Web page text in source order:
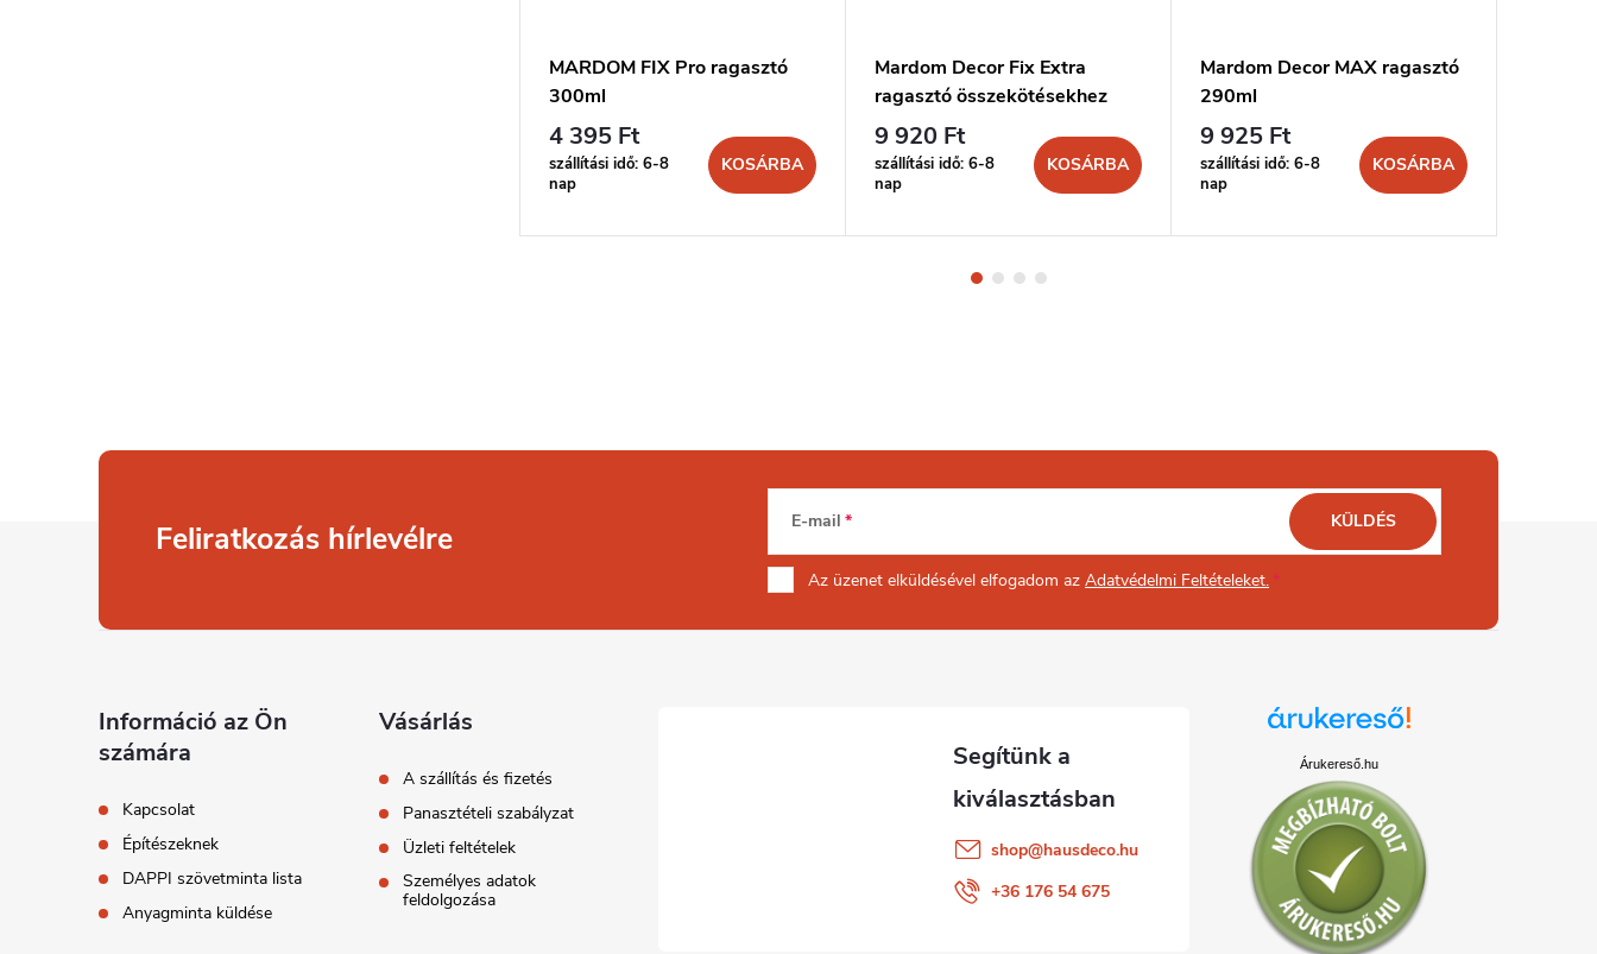
MARDOM FIX Pro ragasztó
300ml
4 395 Ft
szállítási idő: 6-8
nap
KOSÁRBA
Mardom Decor Fix Extra
ragasztó összekötésekhez
300ml
9 920 Ft
szállítási idő: 6-8
nap
KOSÁRBA
Mardom Decor MAX ragasztó
290ml
9 925 Ft
szállítási idő: 6-8
nap
KOSÁRBA
Feliratkozás hírlevélre E-mail
Az üzenet elküldésével elfogadom az Adatvédelmi Feltételeket.
KÜLDÉS
Információ az Ön
számára
Kapcsolat
Építészeknek
DAPPI szövetminta lista
Anyagminta küldése
Vásárlás
A szállítás és fizetés
Panasztételi szabályzat
Üzleti feltételek
Személyes adatok
feldolgozása
shop@hausdeco.hu
+36 176 54 675
Árukereső.hu